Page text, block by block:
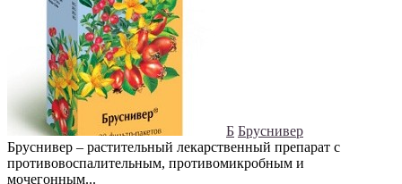
Б Бруснивер
Бруснивер – растительный лекарственный препарат с
противовоспалительным, противомикробным и
мочегонным...